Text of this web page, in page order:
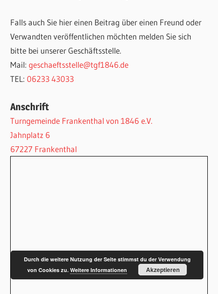
Falls auch Sie hier einen Beitrag über einen Freund oder
Verwandten veröffentlichen möchten melden Sie sich
bitte bei unserer Geschäftsstelle.
Mail:geschaeftsstelle@tgf1846.de
TEL: 06233 43033
Anschrift
Turngemeinde Frankenthal von 1846 e.V.
Jahnplatz 6
67227 Frankenthal
Durch die weitere Nutzung der Seite stimmst du der Verwendung
von Cookies zu.Weitere Informationen Akzeptieren